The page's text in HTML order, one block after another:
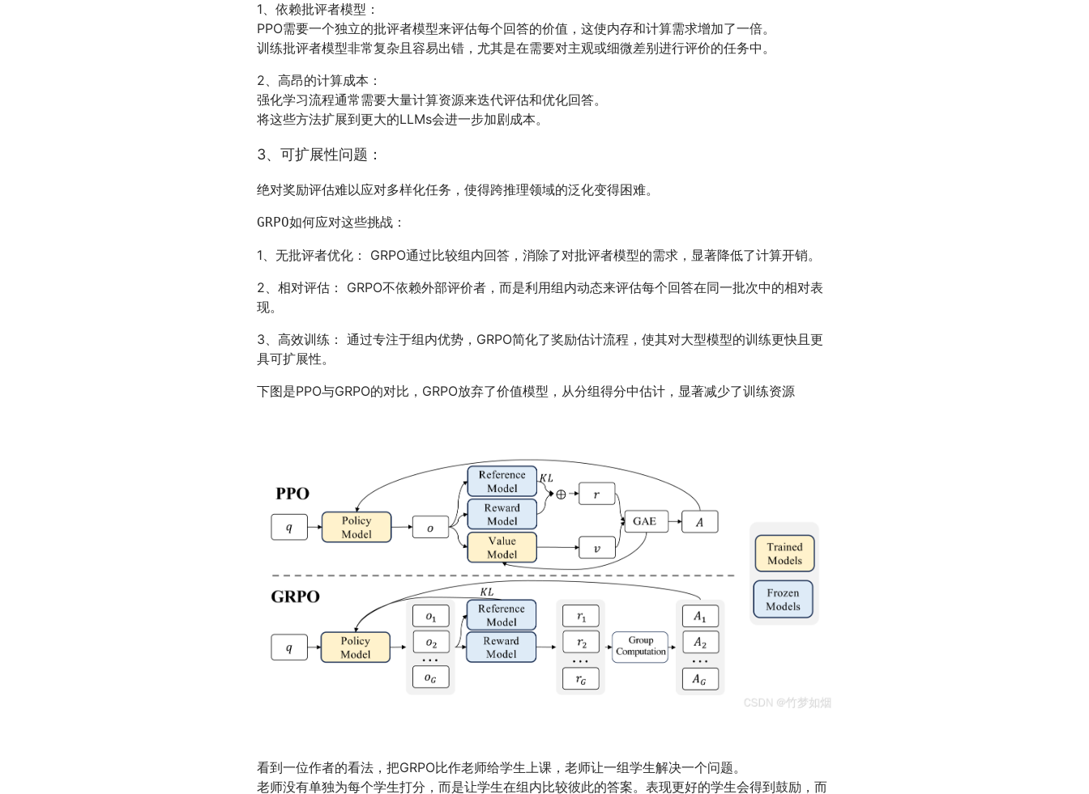
1、依赖批评者模型：
PPO需要一个独立的批评者模型来评估每个回答的价值，这使内存和计算需求增加了一倍。
训练批评者模型非常复杂且容易出错，尤其是在需要对主观或细微差别进行评价的任务中。
2、高昂的计算成本：
强化学习流程通常需要大量计算资源来迭代评估和优化回答。
将这些方法扩展到更大的LLMs会进一步加剧成本。
3、可扩展性问题：
绝对奖励评估难以应对多样化任务，使得跨推理领域的泛化变得困难。
GRPO如何应对这些挑战：
1、无批评者优化： GRPO通过比较组内回答，消除了对批评者模型的需求，显著降低了计算开销。
2、相对评估： GRPO不依赖外部评价者，而是利用组内动态来评估每个回答在同一批次中的相对表
现。
3、高效训练： 通过专注于组内优势，GRPO简化了奖励估计流程，使其对大型模型的训练更快且更
具可扩展性。
下图是PPO与GRPO的对比，GRPO放弃了价值模型，从分组得分中估计，显著减少了训练资源
看到一位作者的看法，把GRPO比作老师给学生上课，老师让一组学生解决一个问题。
老师没有单独为每个学生打分，而是让学生在组内比较彼此的答案。表现更好的学生会得到鼓励，而